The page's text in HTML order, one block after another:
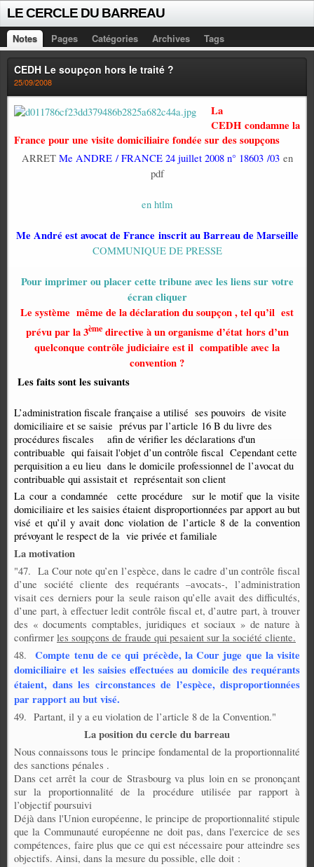
LE CERCLE DU BARREAU
Notes Pages Catégories Archives Tags
CEDH Le soupçon hors le traité ?
25/09/2008
La
CEDH condamne la
France pour une visite domiciliaire fondée sur des soupçons
ARRET Me ANDRE / FRANCE 24 juillet 2008 n° 18603 /03en
pdf
en htlm
Me André est avocat de France inscrit au Barreau de Marseille
COMMUNIQUE DE PRESSE
Pour imprimer ou placer cette tribune avec les liens sur votre
écran cliquer
Le système même de la déclaration du soupçon , tel qu’il est
prévu par la 3èmedirective à un organisme d’état hors d’un
quelconque contrôle judiciaire est il compatible avec la
convention ?
Les faits sont les suivants
L’administration fiscale française a utilisé ses pouvoirs de visite
domiciliaire et se saisie prévus par l’article 16 B du livre des
procédures fiscales afin de vérifier les déclarations d'un
contribuable qui faisait l'objet d’un contrôle fiscal Cependant cette
perquisition a eu lieu dans le domicile professionnel de l’avocat du
contribuable qui assistait et représentait son client
La cour a condamnée
cette procédure sur le motif que la visite
domiciliaire et les saisies étaient disproportionnées par apport au but
visé et qu’il y avait donc violation de l’article 8 de la convention
prévoyant le respect de la vie privée et familiale
La motivation
"47. La Cour note qu’en l’espèce, dans le cadre d’un contrôle fiscal
d’une société cliente des requérants –avocats-, l’administration
visait ces derniers pour la seule raison qu’elle avait des difficultés,
d’une part, à effectuer ledit contrôle fiscal et, d’autre part, à trouver
des « documents comptables, juridiques et sociaux » de nature à
confirmer les soupçons de fraude qui pesaient sur la société cliente.
48.Compte tenu de ce qui précède, la Cour juge que la visite
domiciliaire et les saisies effectuées au domicile des requérants
étaient, dans les circonstances de l’espèce, disproportionnées
par rapport au but visé.
49. Partant, il y a eu violation de l’article 8 de la Convention."
La position du cercle du barreau
Nous connaissons tous le principe fondamental de la proportionnalité
des sanctions pénales .
Dans cet arrêt la cour de Strasbourg va plus loin en se prononçant
sur la proportionnalité de la procédure utilisée par rapport à
l’objectif poursuivi
Déjà dans l'Union européenne, le principe de proportionnalité stipule
que la Communauté européenne ne doit pas, dans l'exercice de ses
compétences, faire plus que ce qui est nécessaire pour atteindre ses
objectifs. Ainsi, dans la mesure du possible, elle doit :